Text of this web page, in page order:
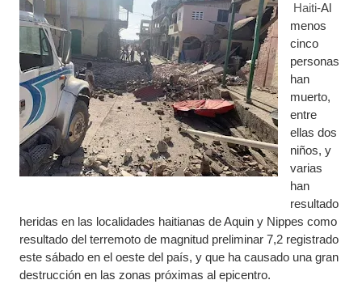
Haiti-Al
menos
cinco
personas
han
muerto,
entre
ellas dos
niños, y
varias
han
resultado
heridas en las localidades haitianas de Aquin y Nippes como
resultado del terremoto de magnitud preliminar 7,2 registrado
este sábado en el oeste del país, y que ha causado una gran
destrucción en las zonas próximas al epicentro.